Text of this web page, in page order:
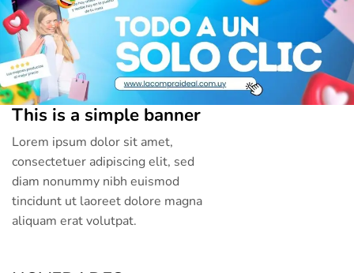
This is a simple banner
Lorem ipsum dolor sit amet,
consectetuer adipiscing elit, sed
diam nonummy nibh euismod
tincidunt ut laoreet dolore magna
aliquam erat volutpat.